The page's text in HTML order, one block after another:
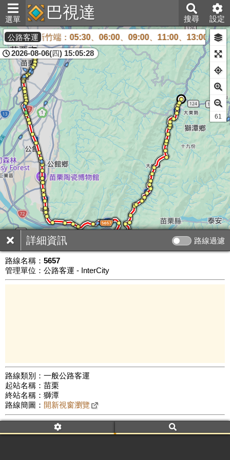
選單 巴視達 搜尋 設定
詳細資訊 路線過濾
路線名稱： 5657
管理單位：公路客運 - InterCity
路線類別：一般公路客運
起站名稱：苗栗
終站名稱：獅潭
路線簡圖： 開新視窗瀏覽
附屬名稱：5657
車頭描述：苗栗
獅潭
公路客運
班次: 新竹端：05:30、06:00、09:00、11:00、13:00、
2026-08-06(四) 15:05:28
公車數量: 累計7671、上線6612
59